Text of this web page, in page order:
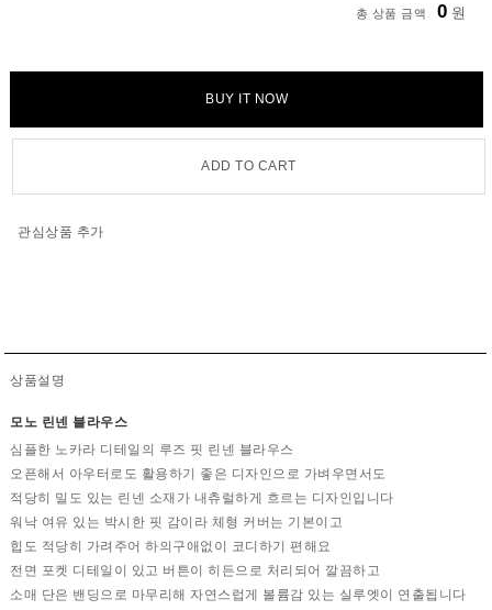
총 상품 금액 0 원
BUY IT NOW
ADD TO CART
관심상품 추가
상품설명
모노 린넨 블라우스
심플한 노카라 디테일의 루즈 핏 린넨 블라우스
오픈해서 아우터로도 활용하기 좋은 디자인으로 가벼우면서도
적당히 밀도 있는 린넨 소재가 내츄럴하게 흐르는 디자인입니다
워낙 여유 있는 박시한 핏 감이라 체형 커버는 기본이고
힙도 적당히 가려주어 하의구애없이 코디하기 편해요
전면 포켓 디테일이 있고 버튼이 히든으로 처리되어 깔끔하고
소매 단은 밴딩으로 마무리해 자연스럽게 볼륨감 있는 실루엣이 연출됩니다